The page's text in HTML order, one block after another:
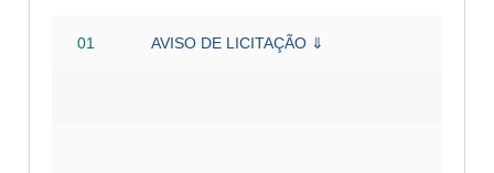
01 AVISO DE LICITAÇÃO ⇓